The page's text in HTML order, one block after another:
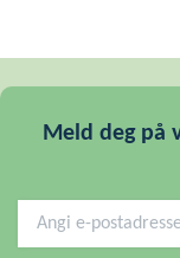
Meld deg på